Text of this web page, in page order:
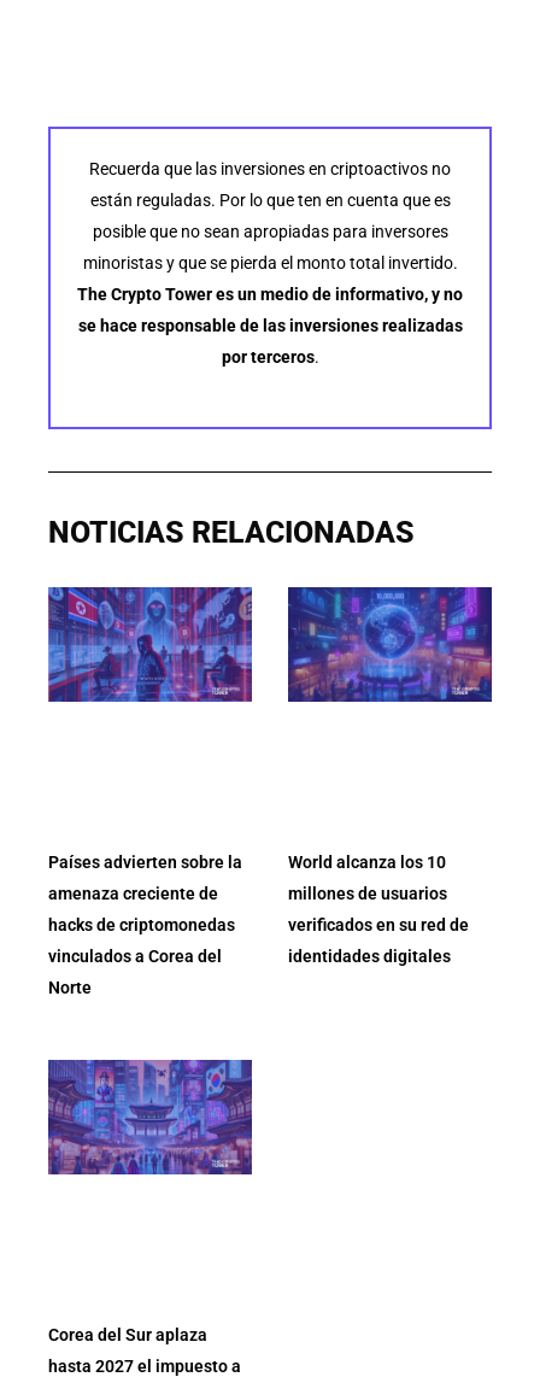
Recuerda que las inversiones en criptoactivos no
están reguladas. Por lo que ten en cuenta que es
posible que no sean apropiadas para inversores
minoristas y que se pierda el monto total invertido.
The Crypto Tower es un medio de informativo, y no
se hace responsable de las inversiones realizadas
por terceros.
NOTICIAS RELACIONADAS
Países advierten sobre la
amenaza creciente de
hacks de criptomonedas
vinculados a Corea del
Norte
World alcanza los 10
millones de usuarios
verificados en su red de
identidades digitales
Corea del Sur aplaza
hasta 2027 el impuesto a